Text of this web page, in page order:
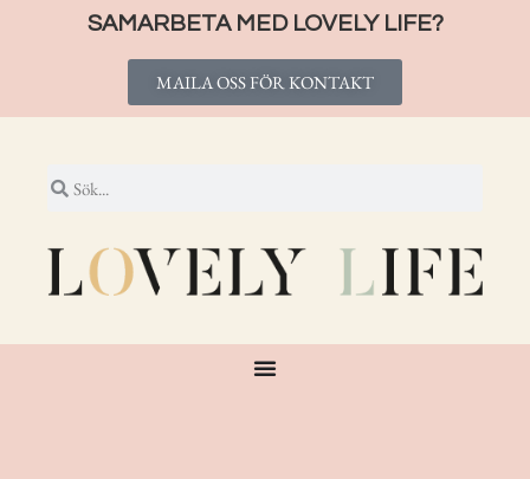
SAMARBETA MED LOVELY LIFE?
MAILA OSS FÖR KONTAKT